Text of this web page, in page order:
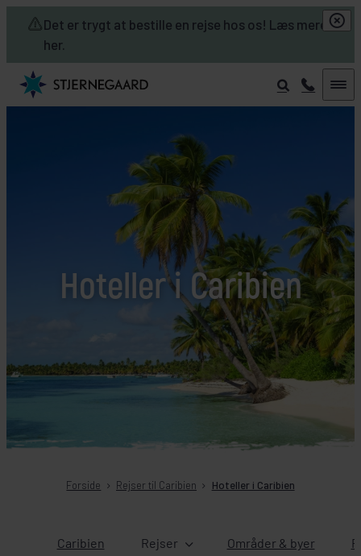
Det er trygt at bestille en rejse hos os! Læs mere
her.
Skip to main content
Hoteller i Caribien
Forside Rejser til Caribien Hoteller i Caribien
Caribien Rejser Områder & byer